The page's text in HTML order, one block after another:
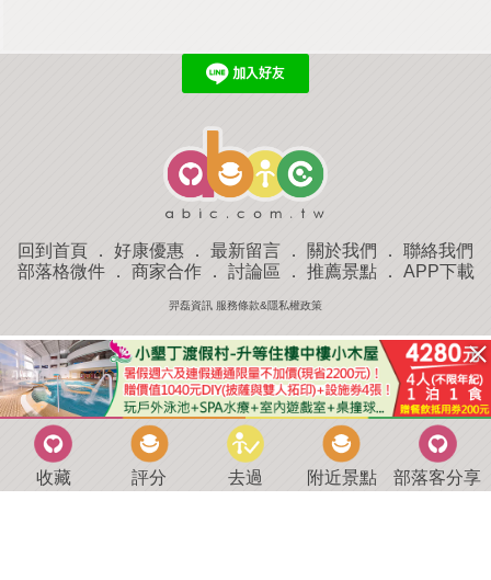
回到首頁 ． 好康優惠 ． 最新留言 ． 關於我們 ． 聯絡我們
部落格微件． 商家合作． 討論區 ． 推薦景點． APP下載
羿磊資訊 服務條款&隱私權政策
收藏 評分 去過 附近景點 部落客分享